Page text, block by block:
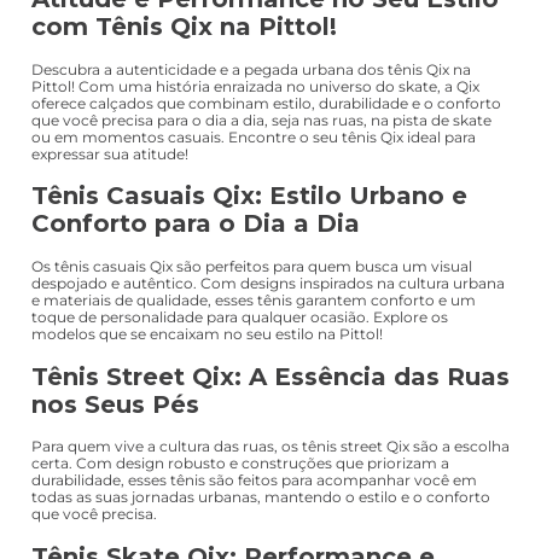
com Tênis Qix na Pittol!
Descubra a autenticidade e a pegada urbana dos tênis Qix na
Pittol! Com uma história enraizada no universo do skate, a Qix
oferece calçados que combinam estilo, durabilidade e o conforto
que você precisa para o dia a dia, seja nas ruas, na pista de skate
ou em momentos casuais. Encontre o seu tênis Qix ideal para
expressar sua atitude!
Tênis Casuais Qix: Estilo Urbano e
Conforto para o Dia a Dia
Os tênis casuais Qix são perfeitos para quem busca um visual
despojado e autêntico. Com designs inspirados na cultura urbana
e materiais de qualidade, esses tênis garantem conforto e um
toque de personalidade para qualquer ocasião. Explore os
modelos que se encaixam no seu estilo na Pittol!
Tênis Street Qix: A Essência das Ruas
nos Seus Pés
Para quem vive a cultura das ruas, os tênis street Qix são a escolha
certa. Com design robusto e construções que priorizam a
durabilidade, esses tênis são feitos para acompanhar você em
todas as suas jornadas urbanas, mantendo o estilo e o conforto
que você precisa.